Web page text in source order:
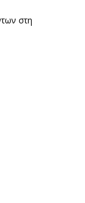
στη